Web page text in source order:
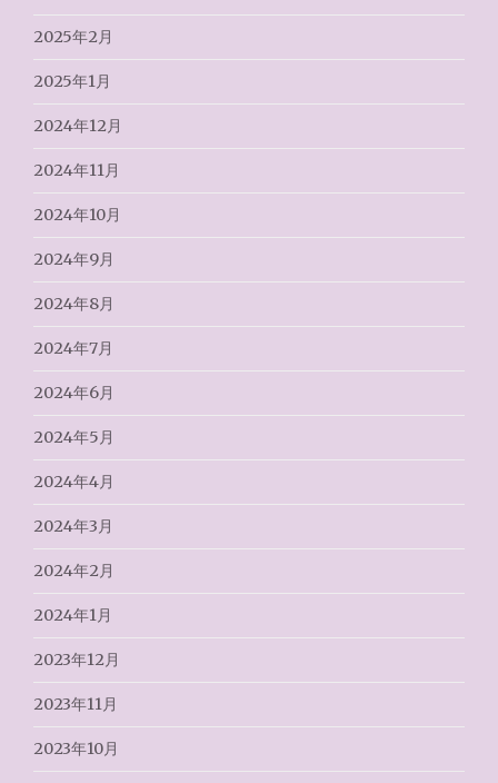
2025年2月
2025年1月
2024年12月
2024年11月
2024年10月
2024年9月
2024年8月
2024年7月
2024年6月
2024年5月
2024年4月
2024年3月
2024年2月
2024年1月
2023年12月
2023年11月
2023年10月